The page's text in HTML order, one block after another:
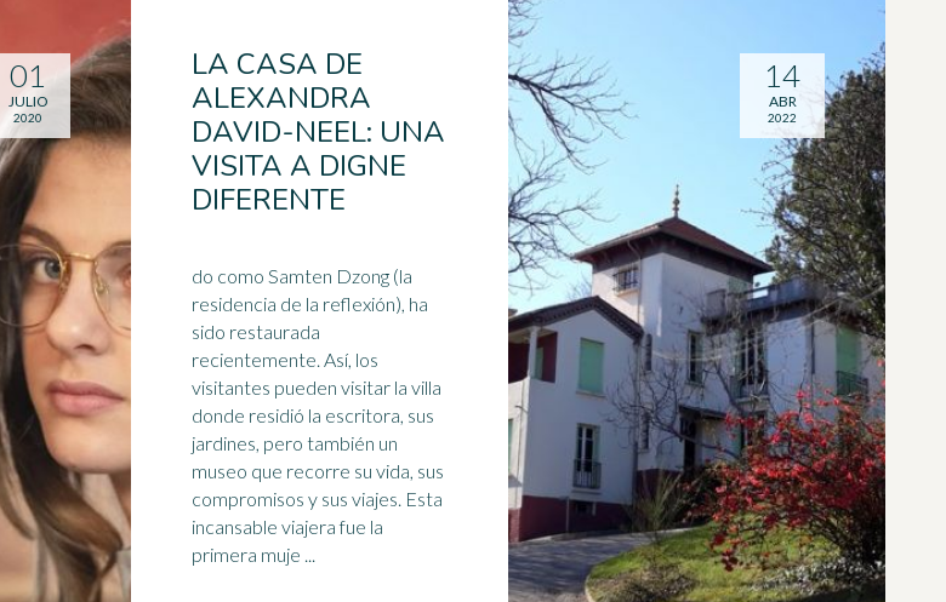
01
JULIO
2020
LA CASA DE
ALEXANDRA
DAVID-NEEL: UNA
VISITA A DIGNE
DIFERENTE
do como Samten Dzong (la
residencia de la reflexión), ha
sido restaurada
recientemente. Así, los
visitantes pueden visitar la villa
donde residió la escritora, sus
jardines, pero también un
museo que recorre su vida, sus
compromisos y sus viajes. Esta
incansable viajera fue la
primera muje ...
14
ABR
2022